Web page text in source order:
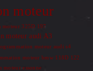
moteur
moteur 325D 197
moteur audi A3
moteur audi s4
moteur bmw 118D 122
moteur essonne